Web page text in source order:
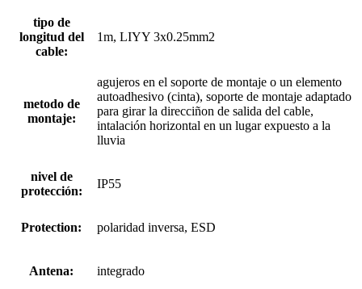
tipo de
longitud del
cable:
1m, LIYY 3x0.25mm2
metodo de
montaje:
agujeros en el soporte de montaje o un elemento
autoadhesivo (cinta), soporte de montaje adaptado
para girar la direcciñon de salida del cable,
intalación horizontal en un lugar expuesto a la
lluvia
nivel de
protección:
IP55
Protection: polaridad inversa, ESD
Antena: integrado